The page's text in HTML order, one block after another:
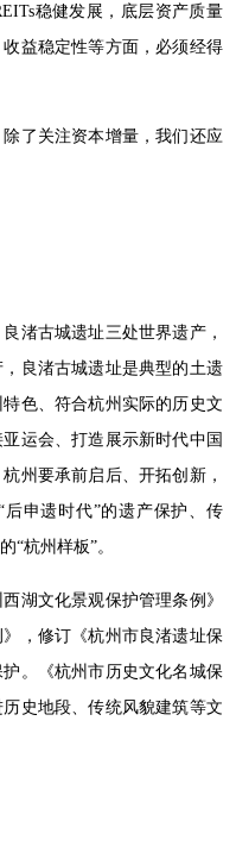
稳健发展，底层资产质量
益稳定性等方面，必须经得
了关注资本增量，我们还应
渚古城遗址三处世界遗产，
良渚古城遗址是典型的土遗
色、符合杭州实际的历史文
运会、打造展示新时代中国
州要承前启后、开拓创新，
申遗时代”的遗产保护、传
“杭州样板”。
湖文化景观保护管理条例》
》，修订《杭州市良渚遗址保
。《杭州市历史文化名城保
史地段、传统风貌建筑等文